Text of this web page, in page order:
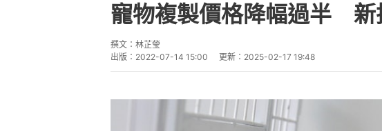
寵物複製價格降幅過半 新
撰文： 林芷瑩
出版： 2022-07-14 15:00 更新： 2025-02-17 19:48